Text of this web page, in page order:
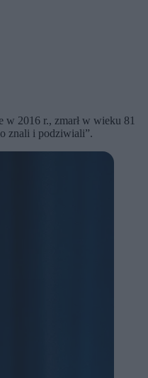
w 2016 r., zmarł w wieku 81
znali i podziwiali”.